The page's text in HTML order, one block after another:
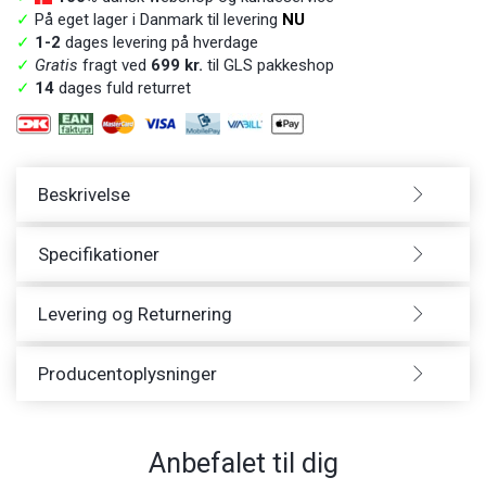
✓ På eget lager i Danmark til levering NU
✓ 1-2 dages levering på hverdage
✓ Gratis fragt ved 699 kr. til GLS pakkeshop
✓ 14 dages fuld returret
Beskrivelse
Specifikationer
Levering og Returnering
Producentoplysninger
Anbefalet til dig